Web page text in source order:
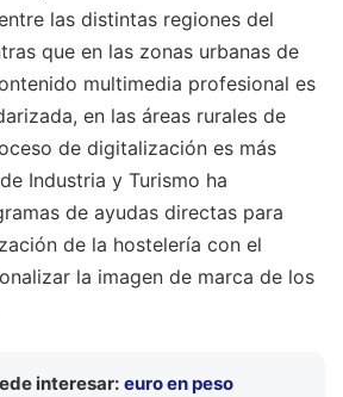
las distintas regiones del
que en las zonas urbanas de
multimedia profesional es
en las áreas rurales de
de digitalización es más
Industria y Turismo ha
de ayudas directas para
de la hostelería con el
la imagen de marca de los
interesar: euro en peso